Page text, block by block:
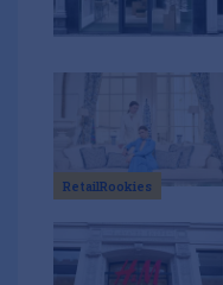
RetailRookies